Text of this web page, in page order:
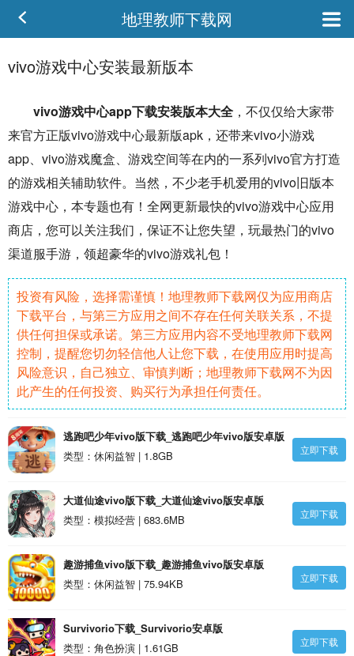
地理教师下载网
vivo游戏中心安装最新版本
vivo游戏中心app下载安装版本大全 ，不仅仅给大家带
来官方正版vivo游戏中心最新版apk ，还带来vivo小游戏
app、vivo游戏魔盒、游戏空间等在内的一系列vivo官方打造
的游戏相关辅助软件。当然，不少老手机爱用的vivo旧版本
游戏中心，本专题也有！全网更新最快的vivo游戏中心应用
商店，您可以关注我们，保证不让您失望，玩最热门的vivo
渠道服手游 ，领超豪华的vivo游戏礼包！
投资有风险，选择需谨慎！地理教师下载网仅为应用商店
下载平台，与第三方应用之间不存在任何关联关系，不提
供任何担保或承诺。第三方应用内容不受地理教师下载网
控制，提醒您切勿轻信他人让您下载，在使用应用时提高
风险意识，自己独立、审慎判断；地理教师下载网不为因
此产生的任何投资、购买行为承担任何责任。
逃跑吧少年vivo版下载_逃跑吧少年vivo版安卓版
类型：休闲益智 | 1.8GB
立即下载
大道仙途vivo版下载_大道仙途vivo版安卓版
类型：模拟经营 | 683.6MB
立即下载
趣游捕鱼vivo版下载_趣游捕鱼vivo版安卓版
类型：休闲益智 | 75.94KB
立即下载
Survivorio下载_Survivorio安卓版
类型：角色扮演 | 1.61GB
立即下载